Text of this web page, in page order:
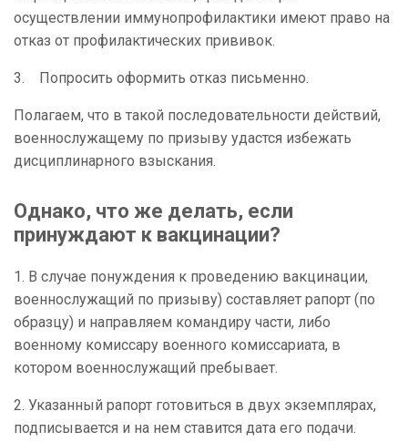
осуществлении иммунопрофилактики имеют право на
отказ от профилактических прививок.
3. Попросить оформить отказ письменно.
Полагаем, что в такой последовательности действий,
военнослужащему по призыву удастся избежать
дисциплинарного взыскания.
Однако, что же делать, если
принуждают к вакцинации?
1. В случае понуждения к проведению вакцинации,
военнослужащий по призыву) составляет рапорт (по
образцу) и направляем командиру части, либо
военному комиссару военного комиссариата, в
котором военнослужащий пребывает.
2. Указанный рапорт готовиться в двух экземплярах,
подписывается и на нем ставится дата его подачи.